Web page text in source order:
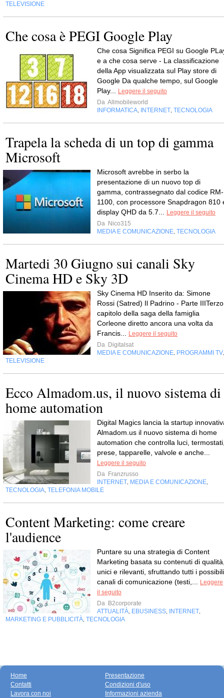
TELEVISIONE
Che cosa è PEGI Google Play
Che cosa Significa PEGI su Google
e a che cosa serve - La classificazione
della App visualizzata sul Play store di
Google Da qualche tempo, sul Google
Play...
Leggere il seguito
Da Allmobileworld
INFORMATICA
INTERNET TECNOLOGIA
Trapela la scheda di un top di gamma
Microsoft
Microsoft avrebbe in serbo la
presentazione di un nuovo top di
gamma, contrassegnato dal codice RM-
1100, con processore Snapdragon 810
display QHD da 5.7...
Leggere il seguito
Da Nico315
MEDIA E COMUNICAZIONE TECNOLOGIA
Martedi 30 Giugno sui canali Sky
Cinema HD e Sky 3D
Sky Cinema HD Inserito da: Simone
Rossi (Satred) Il Padrino - Parte IIITerzo
capitolo della saga della famiglia
Corleone diretto ancora una volta da
Francis...
Leggere il seguito
Da Digitalsat
MEDIA E COMUNICAZIONE PROGRAMMI TV
TELEVISIONE
Ecco Almadom.us, il nuovo sistema di
home automation
Digital Magics lancia la startup
Almadom.us il nuovo sistema di home
automation che controlla luci,
prese, tapparelle, valvole e anche...
Leggere il seguito
Da Franzrusso
INTERNET MEDIA E COMUNICAZIONE
TECNOLOGIA TELEFONIA MOBILE
Content Marketing: come creare
l'audience
Puntare su una strategia di Content
Marketing basata su contenuti di
unici e rilevanti, sfruttando tutti i possibili
canali di comunicazione (testi,...
Leggere
il seguito
Da B2corporate
ATTUALITÀ EBUSINESS INTERNET
MARKETING E PUBBLICITÀ TECNOLOGIA
Home
Contatti
Lavora con noi
Presentazione
Condizioni d'uso
Informazioni azienda